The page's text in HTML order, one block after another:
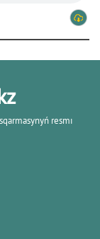
resmı